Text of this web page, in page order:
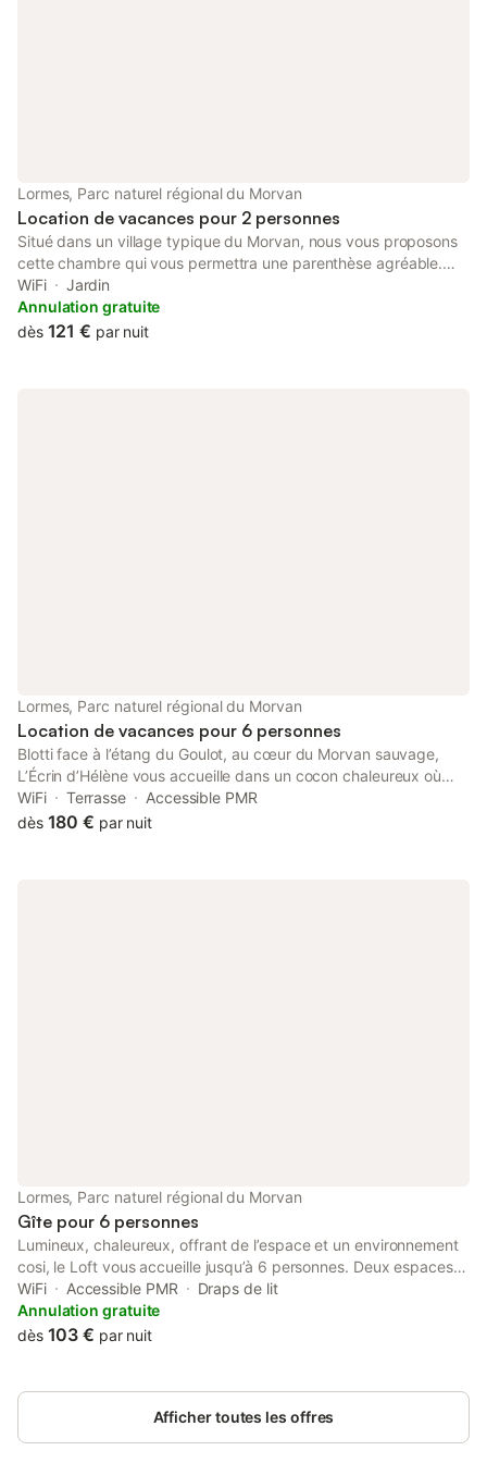
Lormes, Parc naturel régional du Morvan
Location de vacances pour 2 personnes
Situé dans un village typique du Morvan, nous vous proposons
cette chambre qui vous permettra une parenthèse agréable.
Disposant d’un confort digne d’un hôtel, mais sans la télévision
Atmosphère charmant et authentique
WiFi
Jardin
Annulation gratuite
dès 121 € par nuit
Lormes, Parc naturel régional du Morvan
Location de vacances pour 6 personnes
Blotti face à l’étang du Goulot, au cœur du Morvan sauvage,
L’Écrin d’Hélène vous accueille dans un cocon chaleureux où
chaque détail a été pensé pour vous ressourcer. Lumière
naturelle, décoration soignée, cuisine équipée , le confort sans
WiFi Terrasse
Accessible PMR
dès 180 € par nuit
Lormes, Parc naturel régional du Morvan
Gîte pour 6 personnes
Lumineux, chaleureux, offrant de l’espace et un environnement
cosi, le Loft vous accueille jusqu’à 6 personnes. Deux espaces
chambre et un canapé-lit, avec literie neuve et confortable de
160 x 200. Une salle de bain avec douche à l’italienne et un WC
séparé. La cuisine est entièrement équipée si vous avez
Nous pouvons également préparer le loft pour une soirée
romantique, un anniversaire, ou tout autre demande.
WiFi Accessible PMR
Draps de lit
Annulation gratuite
dès 103 € par nuit
Afficher toutes les offres